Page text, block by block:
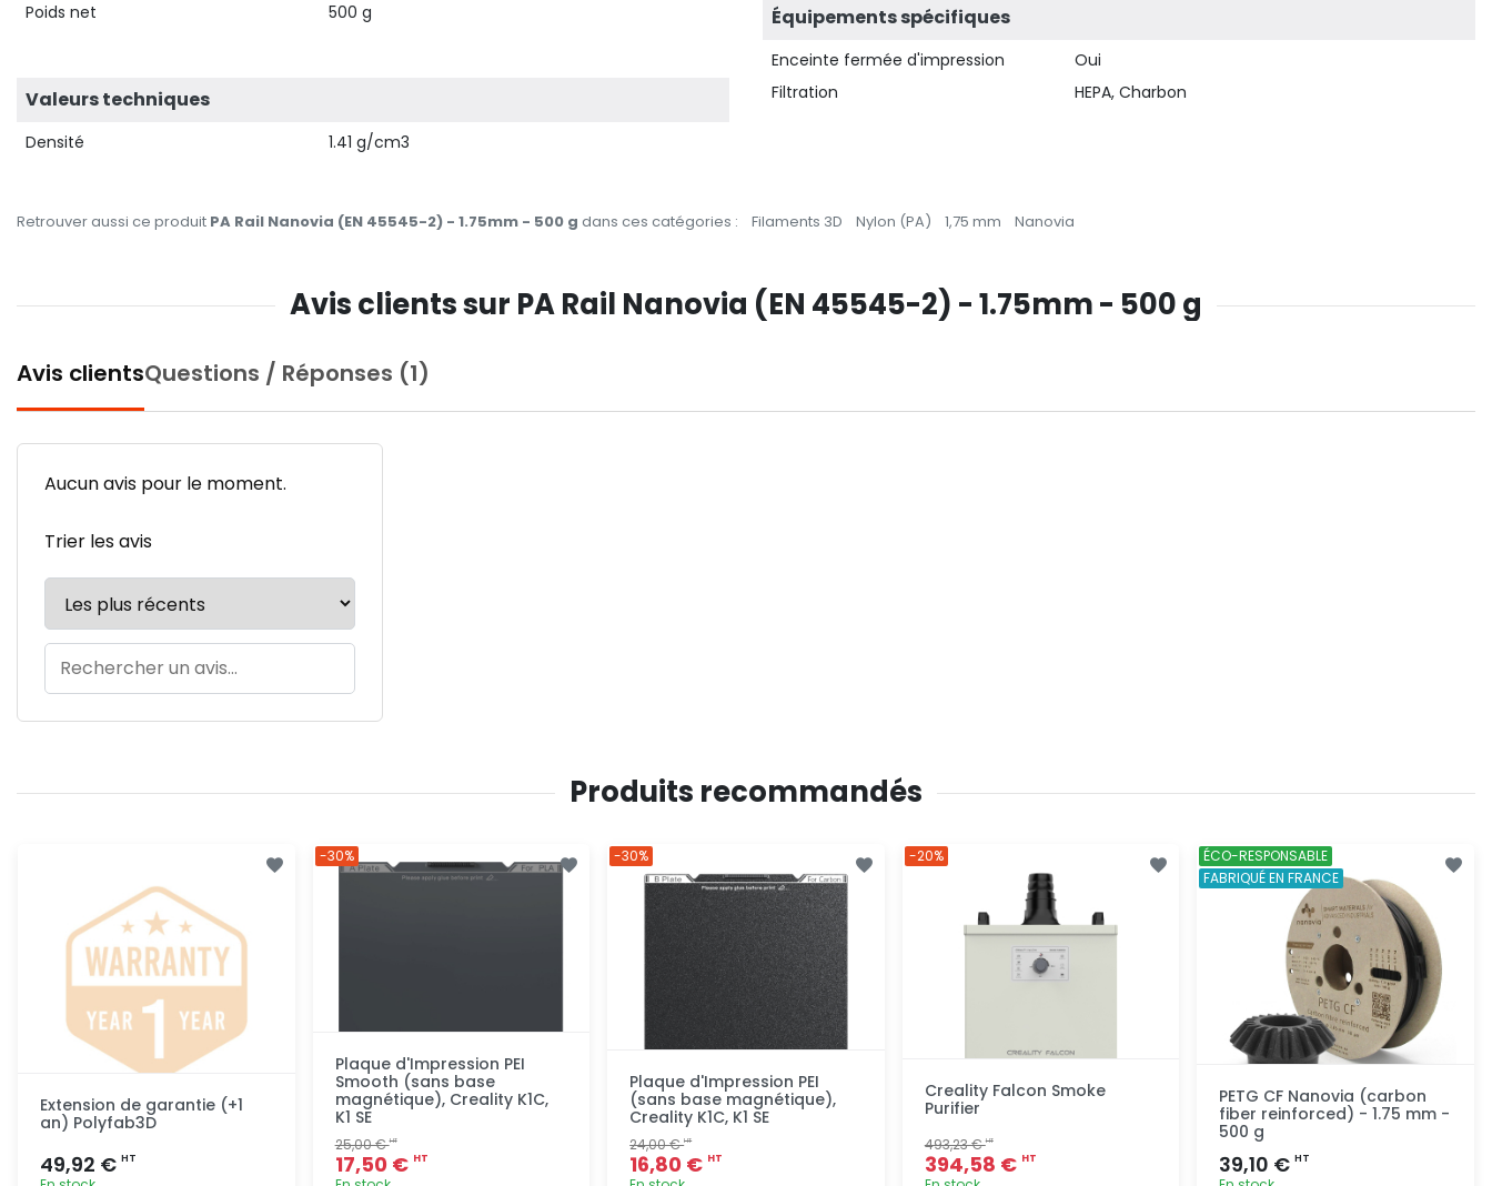
Poids net
500 g
Valeurs techniques
Densité 1.41 g/cm3
Équipements spécifiques
Enceinte fermée d'impression
Oui
Filtration
HEPA, Charbon
Retrouver aussi ce produit PA Rail Nanovia (EN 45545-2) - 1.75mm - 500 g dans ces catégories : Filaments 3D Nylon (PA) 1,75 mm Nanovia
Avis clients sur PA Rail Nanovia (EN 45545-2) - 1.75mm - 500 g
Avis clientsQuestions / Réponses (1)
Aucun avis pour le moment.
Trier les avis
Produits recommandés
Extension de garantie (+1
an) Polyfab3D
49,92 € HT
Plaque d'Impression PEI
Smooth (sans base
magnétique), Creality K1C,
K1 SE
25,00 €HT
17,50 € HT
-30%
Plaque d'Impression PEI
(sans base magnétique),
Creality K1C, K1 SE
24,00 €HT
16,80 € HT
-30%
Creality Falcon Smoke
Purifier
493,23 €HT
394,58 € HT
-20%
PETG CF Nanovia (carbon
fiber reinforced) - 1.75 mm -
500 g
39,10 €HT
ÉCO-RESPONSABLE
FABRIQUÉ EN FRANCE